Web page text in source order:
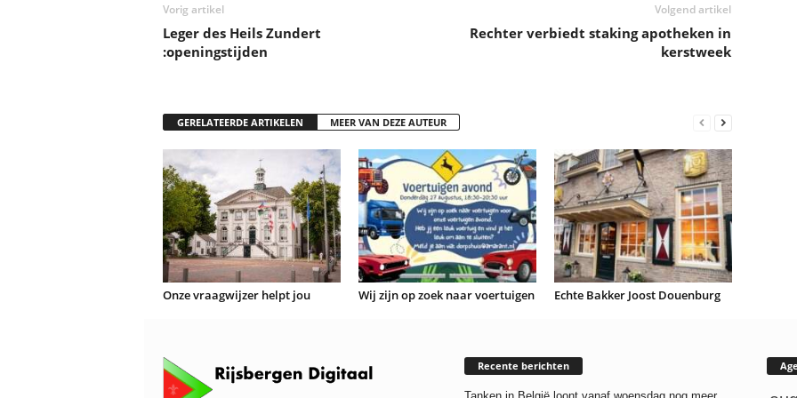
Vorig artikel
Leger des Heils Zundert
:openingstijden
Volgend artikel
Rechter verbiedt staking apotheken in
kerstweek
GERELATEERDE ARTIKELEN MEER VAN DEZE AUTEUR
Onze vraagwijzer helpt jou Wij zijn op zoek naar voertuigen Echte Bakker Joost Douenburg
Recente berichten